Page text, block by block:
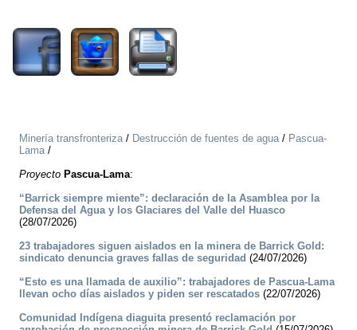
Minería transfronteriza/ Destrucción de fuentes de agua/ Pascua-
Lama/
Proyecto Pascua-Lama:
“Barrick siempre miente”: declaración de la Asamblea por la
Defensa del Agua y los Glaciares del Valle del Huasco
(28/07/2026)
23 trabajadores siguen aislados en la minera de Barrick Gold:
sindicato denuncia graves fallas de seguridad (24/07/2026)
“Esto es una llamada de auxilio”: trabajadores de Pascua-Lama
llevan ocho días aislados y piden ser rescatados (22/07/2026)
Comunidad Indígena diaguita presentó reclamación por